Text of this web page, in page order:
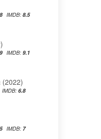
IMDB: 8.5
IMDB: 9.1
(2022)
IMDB: 6.8
IMDB: 7